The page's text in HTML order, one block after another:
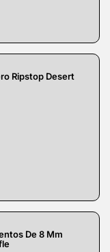
Ripstop Desert
De 8 Mm